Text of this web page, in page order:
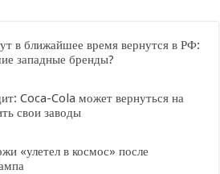
в ближайшее время вернутся в РФ:
западные бренды?
Coca-Cola может вернуться на
свои заводы
«улетел в космос» после